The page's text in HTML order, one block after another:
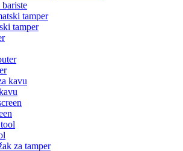
tamper